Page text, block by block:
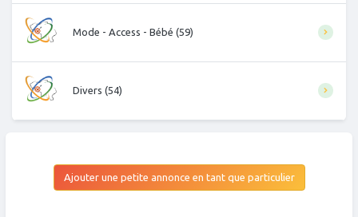
Mode - Access - Bébé (59)
Divers (54)
Ajouter une petite annonce en tant que particulier